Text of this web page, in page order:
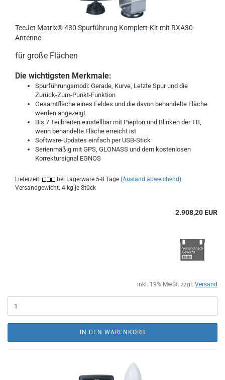
TeeJet Matrix® 430 Spurführung Komplett-Kit mit RXA30-
Antenne
für große Flächen
Die wichtigsten Merkmale:
Spurführungsmodi: Gerade, Kurve, Letzte Spur und die
Zurück-Zum-Punkt-Funktion
Gesamtfläche eines Feldes und die davon behandelte Fläche
werden angezeigt
Bis 7 Teilbreiten einstellbar mit Piepton und Blinken der TB,
wenn behandelte Fläche erreicht ist
Software-Updates einfach per USB-Stick
Serienmäßig mit GPS, GLONASS und dem kostenlosen
Korrektursignal EGNOS
Lieferzeit: bei Lagerware 5-8 Tage (Ausland abweichend)
Versandgewicht: 4 kg je Stück
2.908,20 EUR
inkl. 19% MwSt. zzgl. Versand
IN DEN WARENKORB